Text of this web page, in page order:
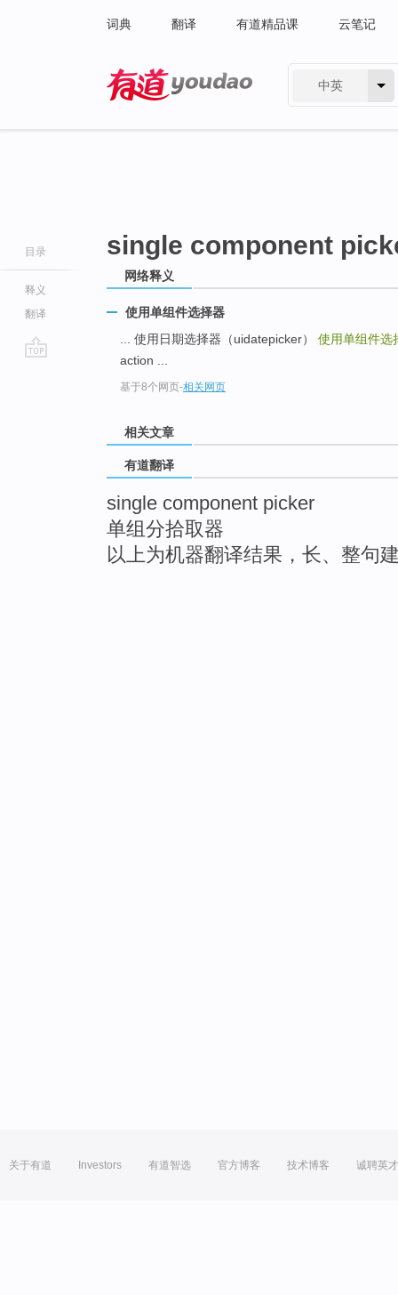
词典 翻译 有道精品课 云笔记
中英
目录
释义
翻译
single component
网络释义
使用单组件选择器
... 使用日期选择器（uidatepicker） 使用单组件选
action ...
基于8个网页-相关网页
相关文章
有道翻译
single component picker
单组分拾取器
以上为机器翻译结果，长、整句
关于有道 Investors 有道智选 官方博客 技术博客 诚聘英才